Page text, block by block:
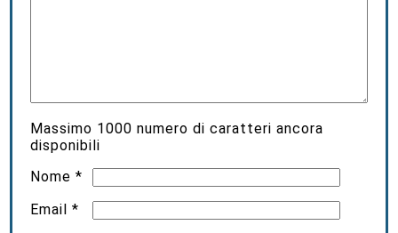
Massimo 1000 numero di caratteri ancora
disponibili
Nome*
Email*